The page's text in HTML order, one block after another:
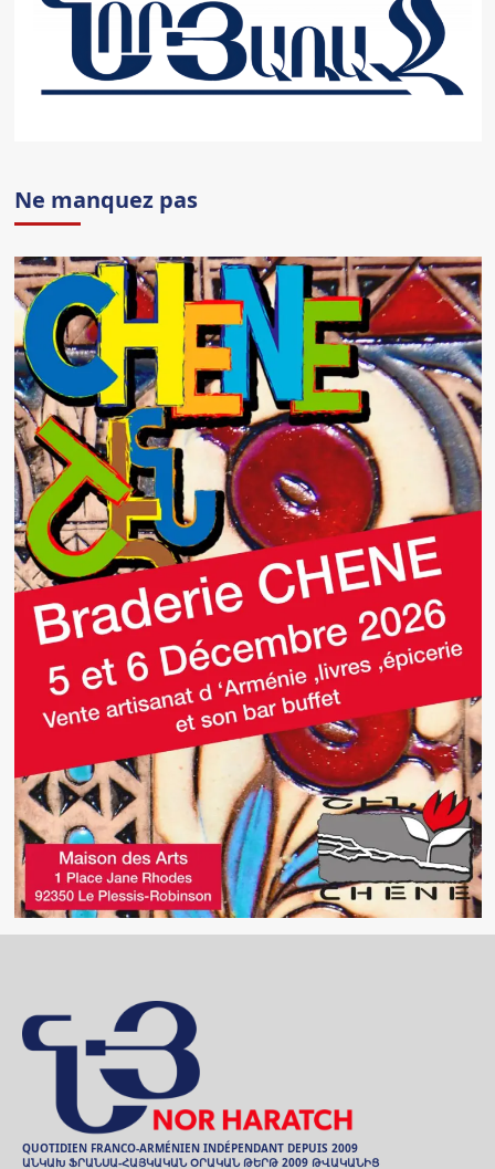
Ne manquez pas
QUOTIDIEN FRANCO-ARMÉNIEN INDÉPENDANT DEPUIS 2009
ԱՆԿԱԽ ՖՐԱՆՍԱ-ՀԱՅԿԱԿԱՆ ՕՐԱԿԱՆ ԹԵՐԹ 2009 ԹՎԱԿԱՆԻՑ